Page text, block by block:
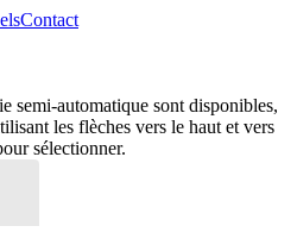
Contact
semi-automatique sont disponibles,
les flèches vers le haut et vers
sélectionner.